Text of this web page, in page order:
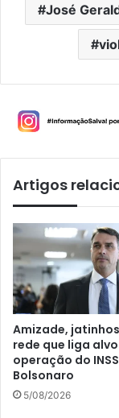
José
Artigos
Amizade, jatinhos
rede que liga
operação do
Bolsonaro
5/08/2026